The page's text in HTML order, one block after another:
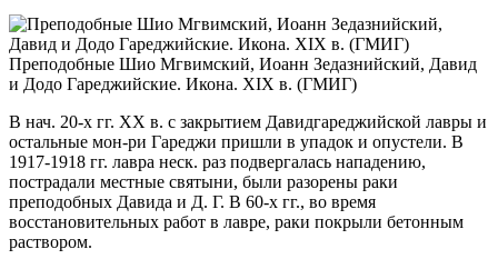
Преподобные Шио Мгвимский, Иоанн Зедазнийский, Давид
и Додо Гареджийские. Икона. XIX в. (ГМИГ)
В нач. 20-х гг. ХХ в. с закрытием Давидгареджийской лавры и
остальные мон-ри Гареджи пришли в упадок и опустели. В
1917-1918 гг. лавра неск. раз подвергалась нападению,
пострадали местные святыни, были разорены раки
преподобных Давида и Д. Г. В 60-х гг., во время
восстановительных работ в лавре, раки покрыли бетонным
раствором.